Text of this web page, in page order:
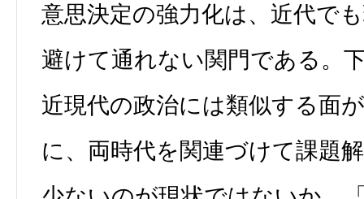
意思決定の強力化は、近代で
避けて通れない関門である。
近現代の政治には類似する面
に、両時代を関連づけて課題